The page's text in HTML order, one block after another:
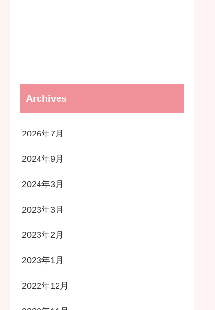
Archives
2026年7月
2024年9月
2024年3月
2023年3月
2023年2月
2023年1月
2022年12月